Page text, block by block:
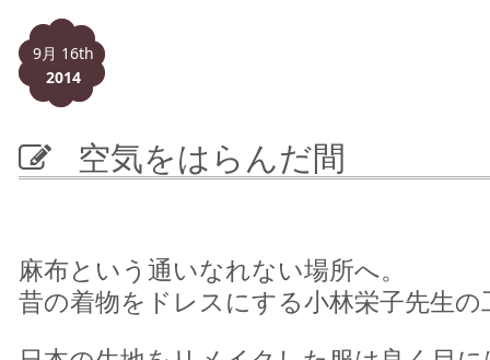
9月 16th
2014
空気をはらんだ間
麻布という通いなれない場所へ。
昔の着物をドレスにする小林栄子先生の